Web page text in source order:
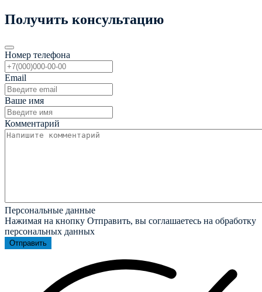
Получить консультацию
Номер телефона
Email
Ваше имя
Комментарий
Персональные данные
Нажимая на кнопку Отправить, вы соглашаетесь на обработку
персональных данных
Отправить